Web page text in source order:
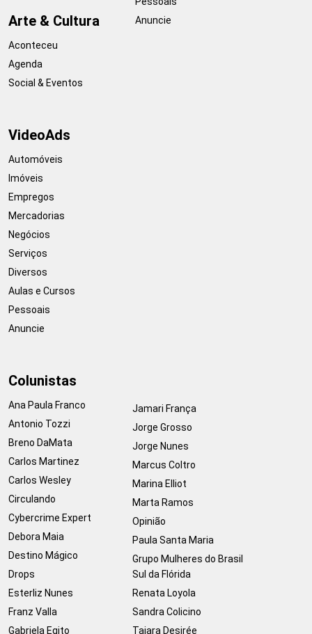
Arte & Cultura
Aconteceu
Agenda
Social & Eventos
Anuncie
VideoAds
Automóveis
Imóveis
Empregos
Mercadorias
Negócios
Serviços
Diversos
Aulas e Cursos
Pessoais
Anuncie
Colunistas
Ana Paula Franco
Antonio Tozzi
Breno DaMata
Carlos Martinez
Carlos Wesley
Circulando
Cybercrime Expert
Debora Maia
Destino Mágico
Drops
Esterliz Nunes
Franz Valla
Gabriela Egito
Jamari França
Jorge Grosso
Jorge Nunes
Marcus Coltro
Marina Elliot
Marta Ramos
Opinião
Paula Santa Maria
Grupo Mulheres do Brasil
Sul da Flórida
Renata Loyola
Sandra Colicino
Taiara Desirée